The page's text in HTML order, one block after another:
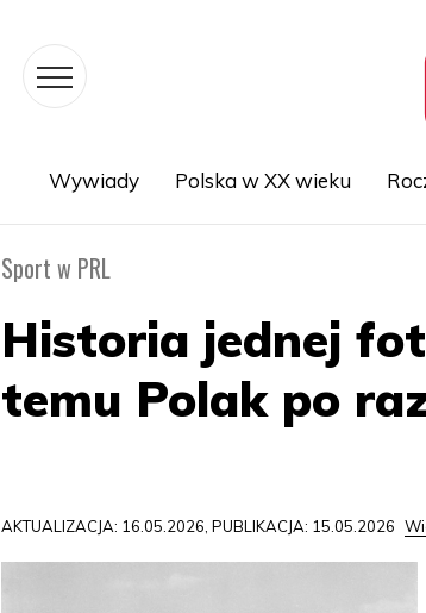
Wywiady Polska w XX wieku
Sport w PRL
Historia jednej
temu Polak po
AKTUALIZACJA: 16.05.2026, PUBLIKACJA: 15.05.2026